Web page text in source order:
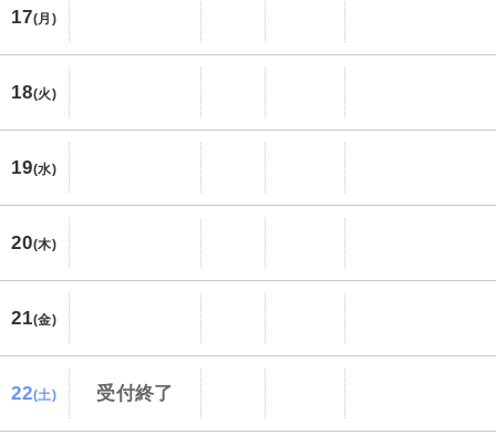
17(月)
18(火)
19(水)
20(木)
21(金)
22(土) 受付終了